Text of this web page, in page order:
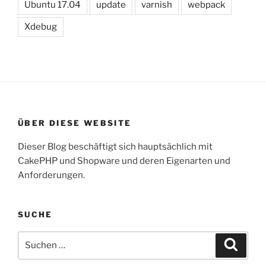
Ubuntu 17.04 update varnish webpack
Xdebug
ÜBER DIESE WEBSITE
Dieser Blog beschäftigt sich hauptsächlich mit
CakePHP und Shopware und deren Eigenarten und
Anforderungen.
SUCHE
nach: